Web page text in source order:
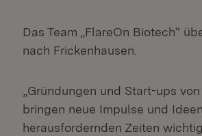
Das Team „FlareOn Biotech“
nach Frickenhausen.
„Gründungen und Start-ups
bringen neue Impulse und
herausfordernden Zeiten